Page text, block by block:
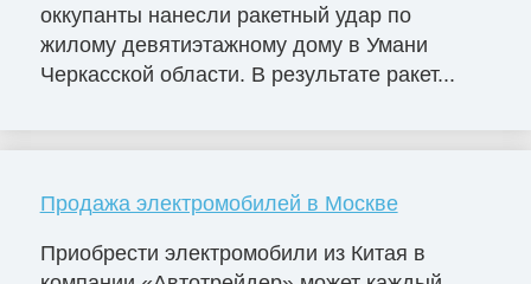
оккупанты нанесли ракетный удар по
жилому девятиэтажному дому в Умани
Черкасской области. В результате ракет...
Продажа электромобилей в Москве
Приобрести электромобили из Китая в